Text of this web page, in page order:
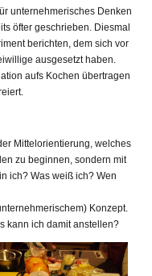
unternehmerisches Denken
öfter geschrieben. Diesmal
berichten, dem sich vor
ausgesetzt haben.
aufs Kochen übertragen
Mittelorientierung, welches
zu beginnen, sondern mit
ich? Was weiß ich? Wen
Konzept.
kann ich damit anstellen?